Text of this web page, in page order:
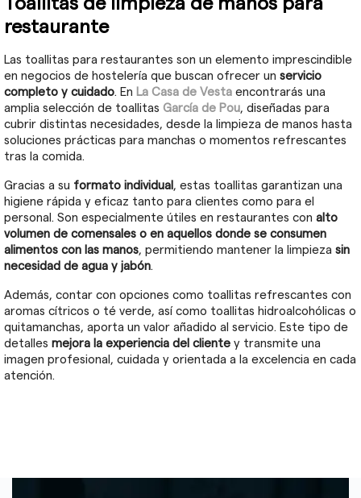
restaurante
Las toallitas para restaurantes son un elemento imprescindible
en negocios de hostelería que buscan ofrecer un servicio
completo y cuidado. En La Casa de Vesta encontrarás una
amplia selección de toallitas García de Pou, diseñadas para
cubrir distintas necesidades, desde la limpieza de manos hasta
soluciones prácticas para manchas o momentos refrescantes
tras la comida.
Gracias a su formato individual , estas toallitas garantizan una
higiene rápida y eficaz tanto para clientes como para el
personal. Son especialmente útiles en restaurantes con alto
volumen de comensales o en aquellos donde se consumen
alimentos con las manos, permitiendo mantener la limpieza sin
necesidad de agua y jabón.
Además, contar con opciones como toallitas refrescantes con
aromas cítricos o té verde, así como toallitas hidroalcohólicas o
quitamanchas, aporta un valor añadido al servicio. Este tipo de
detalles mejora la experiencia del cliente y transmite una
imagen profesional, cuidada y orientada a la excelencia en cada
atención.